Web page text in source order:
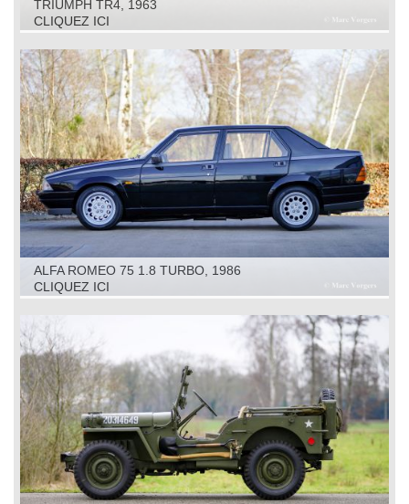
TRIUMPH TR4, 1963
CLIQUEZ ICI
ALFA ROMEO 75 1.8 TURBO, 1986
CLIQUEZ ICI